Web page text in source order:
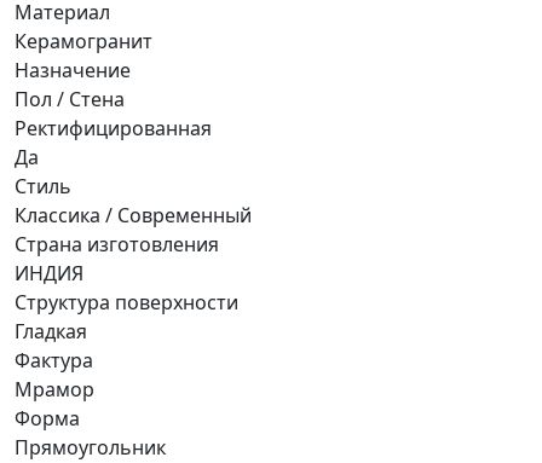
Материал
Керамогранит
Назначение
Пол / Стена
Ректифицированная
Да
Стиль
Классика / Современный
Страна изготовления
ИНДИЯ
Структура поверхности
Гладкая
Фактура
Мрамор
Форма
Прямоугольник